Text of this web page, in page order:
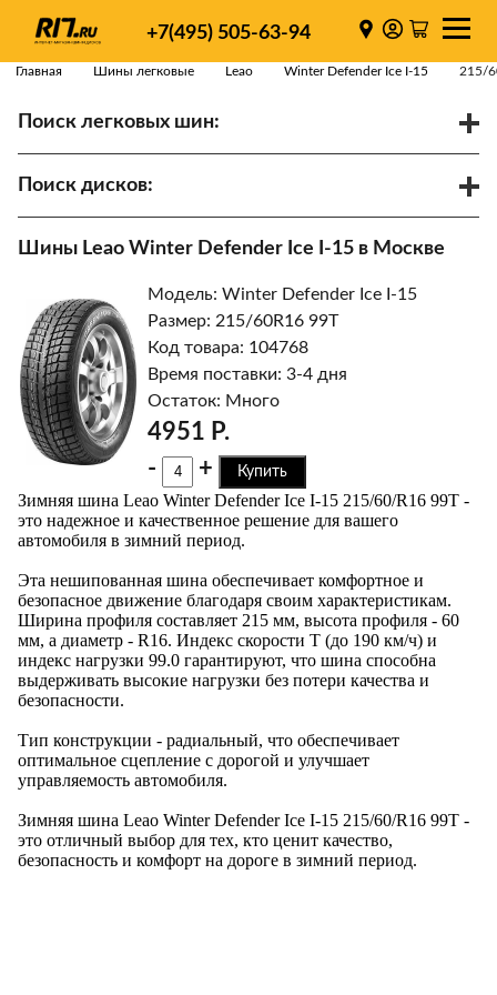
+7(495) 505-63-94
Главная Шины легковые Leao Winter Defender Ice I-15 215/
Поиск легковых шин:
Поиск дисков:
Найти
Шины Leao Winter Defender Ice I-15 в Москве
Модель: Winter Defender Ice I-15
Размер: 215/60R16 99T
Код товара: 104768
Время поставки: 3-4 дня
Остаток: Много
4951 Р.
-
+ Купить
Зимняя шина Leao Winter Defender Ice I-15 215/60/R16 99T -
это надежное и качественное решение для вашего
автомобиля в зимний период.
Эта нешипованная шина обеспечивает комфортное и
безопасное движение благодаря своим характеристикам.
Ширина профиля составляет 215 мм, высота профиля - 60
мм, а диаметр - R16. Индекс скорости T (до 190 км/ч) и
индекс нагрузки 99.0 гарантируют, что шина способна
выдерживать высокие нагрузки без потери качества и
безопасности.
Тип конструкции - радиальный, что обеспечивает
оптимальное сцепление с дорогой и улучшает
управляемость автомобиля.
Зимняя шина Leao Winter Defender Ice I-15 215/60/R16 99T -
это отличный выбор для тех, кто ценит качество,
безопасность и комфорт на дороге в зимний период.